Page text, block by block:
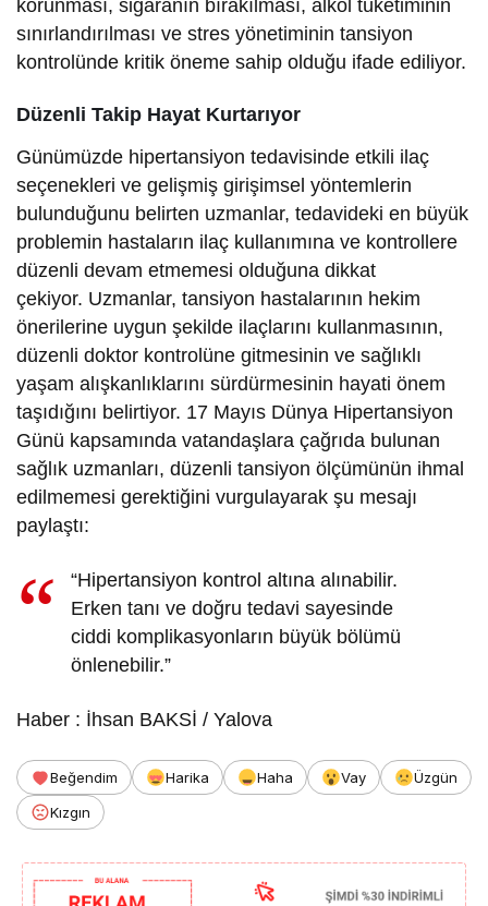
korunması, sigaranın bırakılması, alkol tüketiminin
sınırlandırılması ve stres yönetiminin tansiyon
kontrolünde kritik öneme sahip olduğu ifade ediliyor.
Düzenli Takip Hayat Kurtarıyor
Günümüzde hipertansiyon tedavisinde etkili ilaç
seçenekleri ve gelişmiş girişimsel yöntemlerin
bulunduğunu belirten uzmanlar, tedavideki en büyük
problemin hastaların ilaç kullanımına ve kontrollere
düzenli devam etmemesi olduğuna dikkat
çekiyor. Uzmanlar, tansiyon hastalarının hekim
önerilerine uygun şekilde ilaçlarını kullanmasının,
düzenli doktor kontrolüne gitmesinin ve sağlıklı
yaşam alışkanlıklarını sürdürmesinin hayati önem
taşıdığını belirtiyor. 17 Mayıs Dünya Hipertansiyon
Günü kapsamında vatandaşlara çağrıda bulunan
sağlık uzmanları, düzenli tansiyon ölçümünün ihmal
edilmemesi gerektiğini vurgulayarak şu mesajı
paylaştı:
“Hipertansiyon kontrol altına alınabilir.
Erken tanı ve doğru tedavi sayesinde
ciddi komplikasyonların büyük bölümü
önlenebilir.”
Haber : İhsan BAKSİ / Yalova
Beğendim Harika Haha Vay
Üzgün
Kızgın